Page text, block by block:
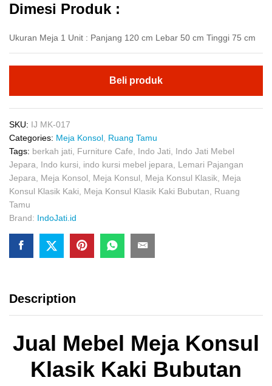
Dimesi Produk :
Ukuran Meja 1 Unit : Panjang 120 cm Lebar 50 cm Tinggi 75 cm
Beli produk
SKU: IJ MK-017
Categories: Meja Konsol Ruang Tamu
Tags: berkah jati Furniture Cafe Indo Jati
Indo Jati Mebel
Jepara
Indo kursi indo kursi mebel jepara
Lemari Pajangan
Jepara
Meja Konsol Meja Konsul Meja Konsul Klasik Meja
Konsul Klasik Kaki
Meja Konsul Klasik Kaki Bubutan
Ruang
Tamu
Brand: IndoJati.id
Description
Jual Mebel Meja Konsul
Klasik Kaki Bubutan